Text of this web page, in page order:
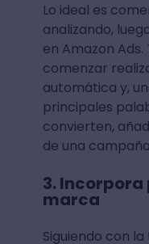
Lo ideal es
analizando,
en Amazon
comenzar
automática y,
principales
convierten,
de una
3.
marca
Siguiendo con